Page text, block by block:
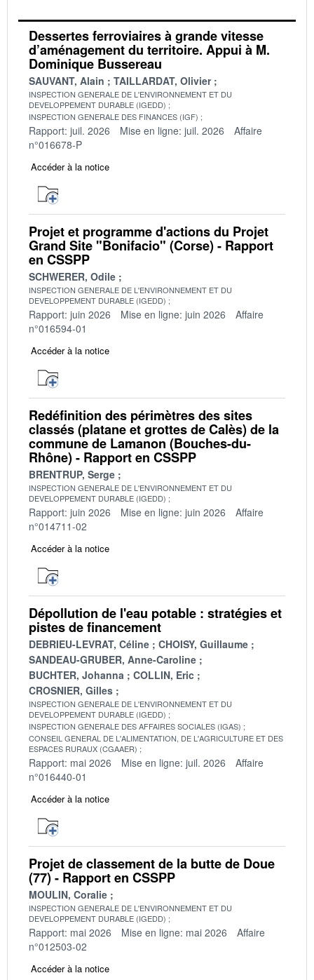
Dessertes ferroviaires à grande vitesse
d’aménagement du territoire. Appui à M.
Dominique Bussereau
SAUVANT, Alain TAILLARDAT, Olivier
INSPECTION GENERALE DE L'ENVIRONNEMENT ET DU
DEVELOPPEMENT DURABLE (IGEDD)
INSPECTION GENERALE DES FINANCES (IGF)
Rapport: juil. 2026 Mise en ligne: juil. 2026
Affaire
n°016678-P
Accéder à la notice
Projet et programme d'actions du Projet
Grand Site "Bonifacio" (Corse) - Rapport
en CSSPP
SCHWERER, Odile
INSPECTION GENERALE DE L'ENVIRONNEMENT ET DU
DEVELOPPEMENT DURABLE (IGEDD)
Rapport: juin 2026 Mise en ligne: juin 2026
Affaire
n°016594-01
Accéder à la notice
Redéfinition des périmètres des sites
classés (platane et grottes de Calès) de la
commune de Lamanon (Bouches-du-
Rhône) - Rapport en CSSPP
BRENTRUP, Serge
INSPECTION GENERALE DE L'ENVIRONNEMENT ET DU
DEVELOPPEMENT DURABLE (IGEDD)
Rapport: juin 2026 Mise en ligne: juin 2026
Affaire
n°014711-02
Accéder à la notice
Dépollution de l'eau potable : stratégies et
pistes de financement
DEBRIEU-LEVRAT, Céline
CHOISY, Guillaume
SANDEAU-GRUBER, Anne-Caroline
BUCHTER, Johanna
COLLIN, Eric
CROSNIER, Gilles
INSPECTION GENERALE DE L'ENVIRONNEMENT ET DU
DEVELOPPEMENT DURABLE (IGEDD)
INSPECTION GENERALE DES AFFAIRES SOCIALES (IGAS)
CONSEIL GENERAL DE L'ALIMENTATION, DE L'AGRICULTURE ET DES
ESPACES RURAUX (CGAAER)
Rapport: mai 2026 Mise en ligne: juil. 2026
Affaire
n°016440-01
Accéder à la notice
Projet de classement de la butte de Doue
(77) - Rapport en CSSPP
MOULIN, Coralie
INSPECTION GENERALE DE L'ENVIRONNEMENT ET DU
DEVELOPPEMENT DURABLE (IGEDD)
Rapport: mai 2026 Mise en ligne: mai 2026
Affaire
n°012503-02
Accéder à la notice